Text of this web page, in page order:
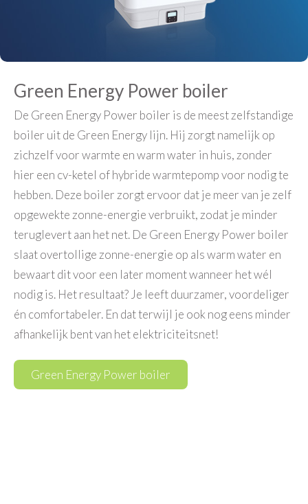
Green Energy Power boiler
De Green Energy Power boiler is de meest zelfstandige
boiler uit de Green Energy lijn. Hij zorgt namelijk op
zichzelf voor warmte en warm water in huis, zonder
hier een cv-ketel of hybride warmtepomp voor nodig te
hebben. Deze boiler zorgt ervoor dat je meer van je zelf
opgewekte zonne-energie verbruikt, zodat je minder
teruglevert aan het net. De Green Energy Power boiler
slaat overtollige zonne-energie op als warm water en
bewaart dit voor een later moment wanneer het wél
nodig is. Het resultaat? Je leeft duurzamer, voordeliger
én comfortabeler. En dat terwijl je ook nog eens minder
afhankelijk bent van het elektriciteitsnet!
Green Energy Power boiler